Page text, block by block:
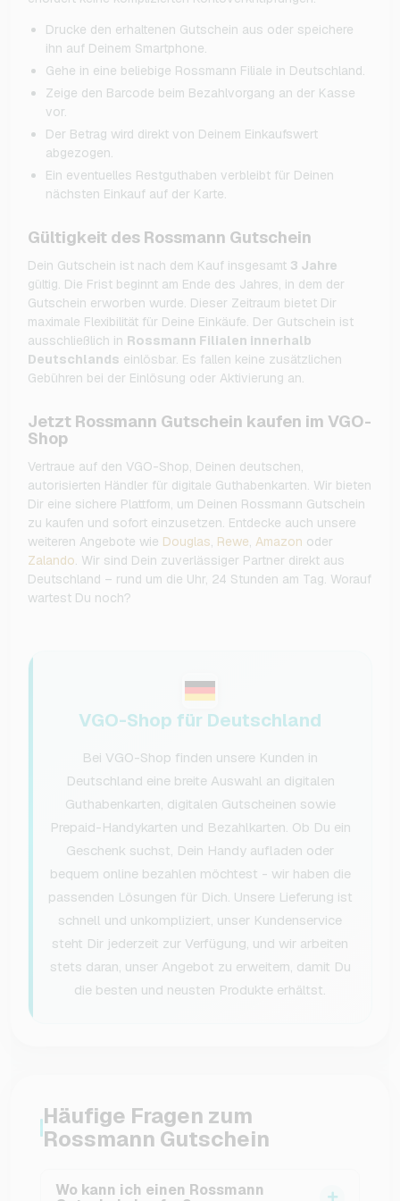
Drucke den erhaltenen Gutschein aus oder speichere
ihn auf Deinem Smartphone.
Gehe in eine beliebige Rossmann Filiale in Deutschland.
Zeige den Barcode beim Bezahlvorgang an der Kasse
vor.
Der Betrag wird direkt von Deinem Einkaufswert
abgezogen.
Ein eventuelles Restguthaben verbleibt für Deinen
nächsten Einkauf auf der Karte.
Gültigkeit des Rossmann Gutschein
Dein Gutschein ist nach dem Kauf insgesamt 3 Jahre
gültig. Die Frist beginnt am Ende des Jahres, in dem der
Gutschein erworben wurde. Dieser Zeitraum bietet Dir
maximale Flexibilität für Deine Einkäufe. Der Gutschein ist
ausschließlich in Rossmann Filialen innerhalb
Deutschlands einlösbar. Es fallen keine zusätzlichen
Gebühren bei der Einlösung oder Aktivierung an.
Jetzt Rossmann Gutschein kaufen im VGO-
Shop
Vertraue auf den VGO-Shop, Deinen deutschen,
autorisierten Händler für digitale Guthabenkarten. Wir bieten
Dir eine sichere Plattform, um Deinen Rossmann Gutschein
zu kaufen und sofort einzusetzen. Entdecke auch unsere
weiteren Angebote wie Douglas, Rewe, Amazon oder
Zalando. Wir sind Dein zuverlässiger Partner direkt aus
Deutschland – rund um die Uhr, 24 Stunden am Tag. Worauf
wartest Du noch?
VGO-Shop für Deutschland
Bei VGO-Shop finden unsere Kunden in
Deutschland eine breite Auswahl an digitalen
Guthabenkarten, digitalen Gutscheinen sowie
Prepaid-Handykarten und Bezahlkarten. Ob Du ein
Geschenk suchst, Dein Handy aufladen oder
bequem online bezahlen möchtest - wir haben die
passenden Lösungen für Dich. Unsere Lieferung ist
schnell und unkompliziert, unser Kundenservice
steht Dir jederzeit zur Verfügung, und wir arbeiten
stets daran, unser Angebot zu erweitern, damit Du
die besten und neusten Produkte erhältst.
Häufige Fragen zum
Rossmann Gutschein
Wo kann ich einen Rossmann